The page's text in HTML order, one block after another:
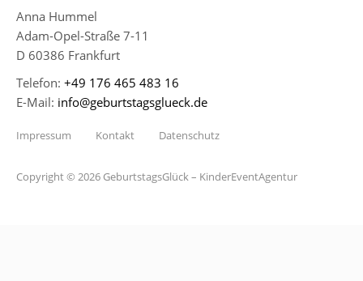
Anna Hummel
Adam-Opel-Straße 7-11
D 60386 Frankfurt
Telefon: +49 176 465 483 16
E-Mail: info@geburtstagsglueck.de
Copyright © 2026 GeburtstagsGlück – KinderEventAgentur
Impressum Kontakt Datenschutz